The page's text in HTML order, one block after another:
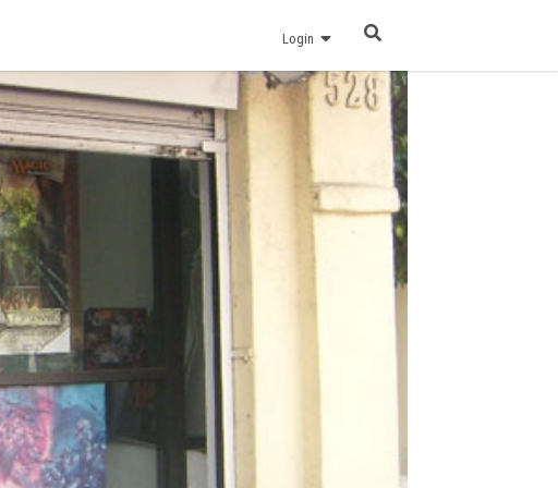
Login